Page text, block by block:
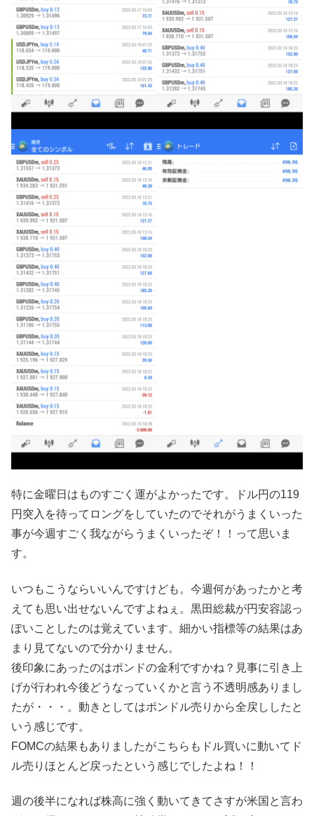
特に金曜日はものすごく運がよかったです。ドル円の119
円突入を待ってロングをしていたのでそれがうまくいった
事が今週すごく我ながらうまくいったぞ！！って思いま
す。
いつもこうならいいんですけども。今週何があったかと考
えても思い出せないんですよねぇ。黒田総裁が円安容認っ
ぽいことしたのは覚えています。細かい指標等の結果はあ
まり見てないので分かりません。
後印象にあったのはポンドの金利ですかね？見事に引き上
げが行われ今後どうなっていくかと言う不透明感ありまし
たが・・・。動きとしてはポンドル売りから全戻ししたと
いう感じです。
FOMCの結果もありましたがこちらもドル買いに動いてド
ル売りほとんど戻ったという感じでしたよね！！
週の後半になれば株高に強く動いてきてさすが米国と言わ